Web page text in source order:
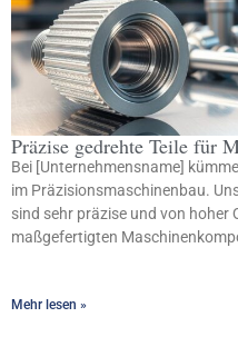
Präzise gedrehte Teile für
Bei [Unternehmensname]
im Präzisionsmaschinenbau.
sind sehr präzise und von hoher
maßgefertigten
Mehr lesen »